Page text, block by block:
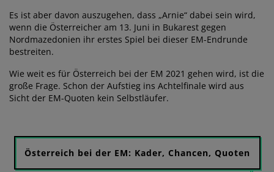
Es ist aber davon auszugehen, dass „Arnie“ dabei sein wird,
wenn die Österreicher am 13. Juni in Bukarest gegen
Nordmazedonien ihr erstes Spiel bei dieser EM-Endrunde
bestreiten.
Wie weit es für Österreich bei der EM 2021 gehen wird, ist die
große Frage. Schon der Aufstieg ins Achtelfinale wird aus
Sicht der EM-Quoten kein Selbstläufer.
Österreich bei der EM: Kader, Chancen, Quoten